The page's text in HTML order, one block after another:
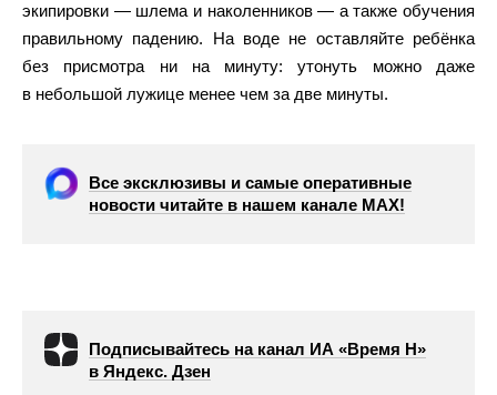
экипировки — шлема и наколенников — а также обучения
правильному падению. На воде не оставляйте ребёнка
без присмотра ни на минуту: утонуть можно даже
в небольшой лужице менее чем за две минуты.
Все эксклюзивы и самые оперативные
новости читайте в нашем канале МАХ!
Подписывайтесь на канал ИА «Время Н»
в Яндекс. Дзен